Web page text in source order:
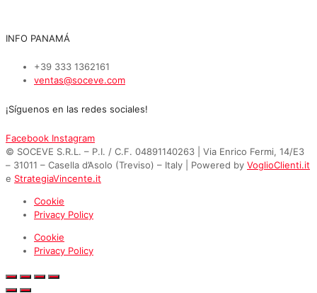
INFO PANAMÁ
+39 333 1362161
ventas@soceve.com
¡Síguenos en las redes sociales!
Facebook Instagram
© SOCEVE S.R.L. – P.I. / C.F. 04891140263 | Via Enrico Fermi, 14/E3
– 31011 – Casella d’Asolo (Treviso) – Italy | Powered by VoglioClienti.it
e StrategiaVincente.it
Cookie
Privacy Policy
Cookie
Privacy Policy